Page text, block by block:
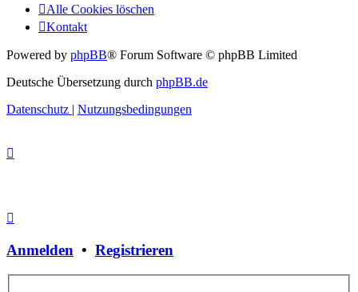
Alle Cookies löschen
Kontakt
Powered by phpBB® Forum Software © phpBB Limited
Deutsche Übersetzung durch phpBB.de
Datenschutz | Nutzungsbedingungen
Anmelden • Registrieren